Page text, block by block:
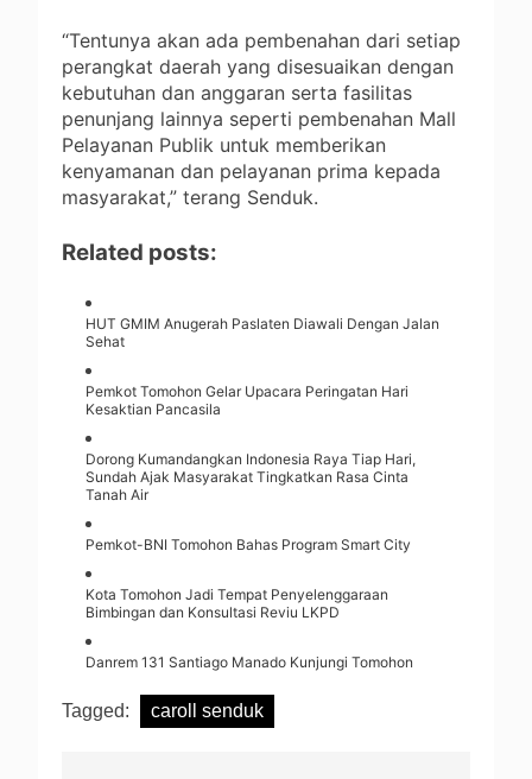
“Tentunya akan ada pembenahan dari setiap
perangkat daerah yang disesuaikan dengan
kebutuhan dan anggaran serta fasilitas
penunjang lainnya seperti pembenahan Mall
Pelayanan Publik untuk memberikan
kenyamanan dan pelayanan prima kepada
masyarakat,” terang Senduk.
Related posts:
HUT GMIM Anugerah Paslaten Diawali Dengan Jalan
Sehat
Pemkot Tomohon Gelar Upacara Peringatan Hari
Kesaktian Pancasila
Dorong Kumandangkan Indonesia Raya Tiap Hari,
Sundah Ajak Masyarakat Tingkatkan Rasa Cinta
Tanah Air
Pemkot-BNI Tomohon Bahas Program Smart City
Kota Tomohon Jadi Tempat Penyelenggaraan
Bimbingan dan Konsultasi Reviu LKPD
Danrem 131 Santiago Manado Kunjungi Tomohon
Tagged: caroll senduk